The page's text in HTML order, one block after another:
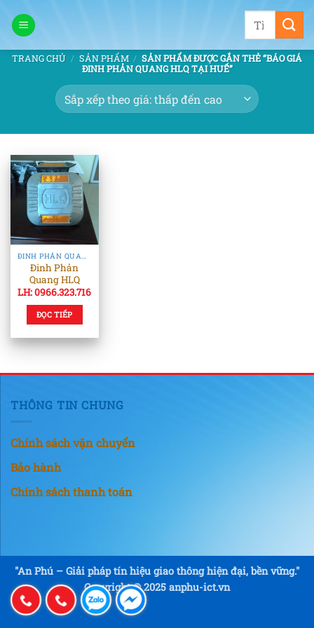
qua
dung
Tìm
TRANG CHỦ / SẢN PHẨM / SẢN PHẨM ĐƯỢC GẮN THẺ “BÁO GIÁ
ĐINH PHẢN QUANG HLQ TẠI HUẾ”
ĐINH PHẢN QUANG & TIÊU PHẢN QUANG
Đinh Phản
Quang HLQ
LH: 0966.323.716
ĐỌC TIẾP
THÔNG TIN CHUNG
Chính sách vận chuyển
Bảo hành
Chính sách thanh toán
"An Phú – Giải pháp tín hiệu giao thông hiện đại, bền vững."
Copyright © 2025 anphu-ict.vn